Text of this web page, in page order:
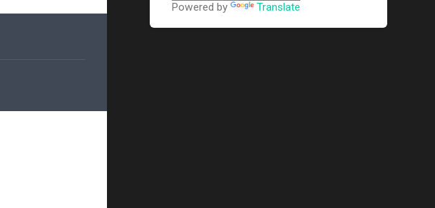
Powered by Translate